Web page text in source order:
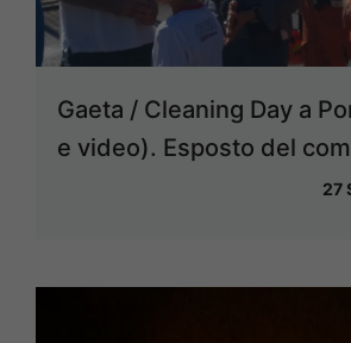
Gaeta / Cleaning Day a
e video). Esposto del
27